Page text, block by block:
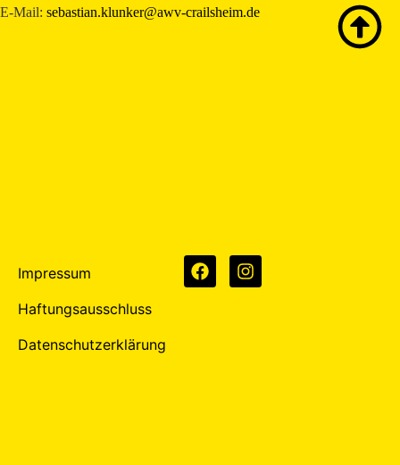
E-Mail: sebastian.klunker@awv-crailsheim.de
Impressum
Haftungsausschluss
Datenschutzerklärung